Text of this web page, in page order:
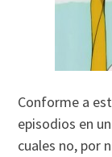
Conforme a
episodios en
cuales no, por